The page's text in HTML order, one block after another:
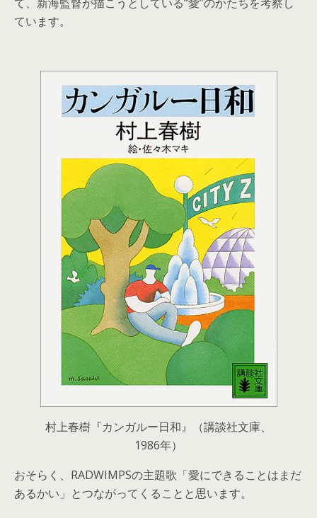
ています。
村上春樹『カンガルー日和』（講談社文庫、
1986年）
おそらく、RADWIMPSの主題歌「愛にできることはまだ
あるかい」とつながってくることと思います。